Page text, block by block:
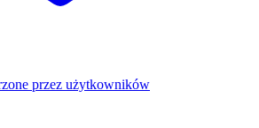
przez użytkowników